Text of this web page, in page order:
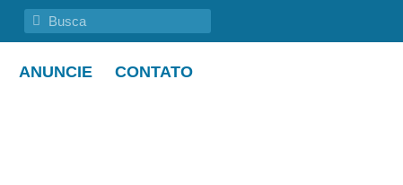
ANUNCIE CONTATO